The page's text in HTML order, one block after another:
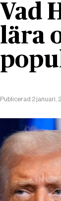
Vad
lära
Publicerad 2 januari,